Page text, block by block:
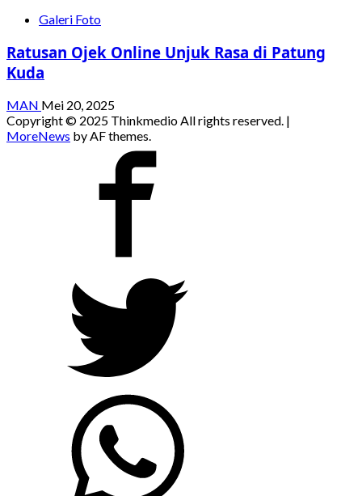
Galeri Foto
Ratusan Ojek Online Unjuk Rasa di Patung
Kuda
MAN Mei 20, 2025
Copyright © 2025 Thinkmedio All rights reserved. |
MoreNews by AF themes.